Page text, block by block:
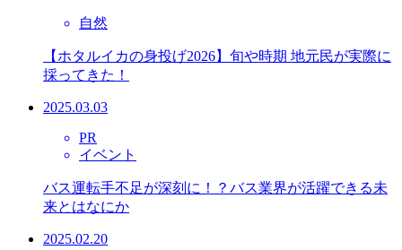
自然
【ホタルイカの身投げ2026】旬や時期 地元民が実際に
採ってきた！
2025.03.03
PR
イベント
バス運転手不足が深刻に！？バス業界が活躍できる未
来とはなにか
2025.02.20